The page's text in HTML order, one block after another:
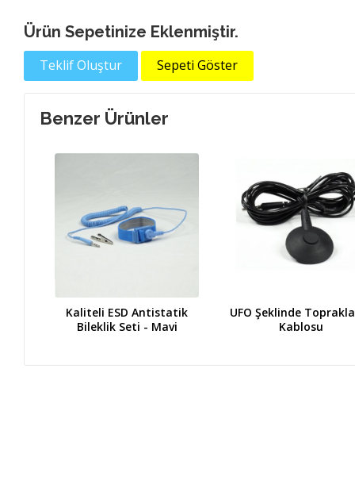
Ürün Sepetinize Eklenmiştir.
Teklif Oluştur Sepeti Göster
Benzer Ürünler
Kaliteli ESD Antistatik
Bileklik Seti - Mavi
UFO Şeklinde
Kablosu